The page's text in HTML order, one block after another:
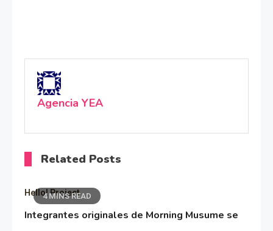
Agencia YEA
Related Posts
4 MINS READ
Hello! Project
Integrantes originales de Morning Musume se